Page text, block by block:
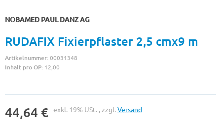
NOBAMED PAUL DANZ AG
RUDAFIX Fixierpflaster 2,5 cmx9 m
Artikelnummer:00031348
Inhalt pro OP: 12,00
44,64 € exkl. 19% USt. , zzgl.Versand